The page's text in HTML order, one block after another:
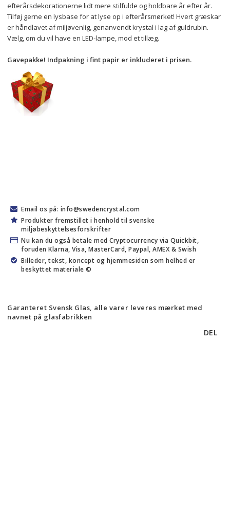
efterårsdekorationerne lidt mere stilfulde og holdbare år efter år.
Tilføj gerne en lysbase for at lyse op i efterårsmørket! Hvert græskar
er håndlavet af miljøvenlig, genanvendt krystal i lag af guldrubin.
Vælg, om du vil have en LED-lampe, mod et tillæg.
Gavepakke! Indpakning i fint papir er inkluderet i prisen.
Email os på: info@swedencrystal.com
Produkter fremstillet i henhold til svenske
miljøbeskyttelsesforskrifter
Nu kan du også betale med Cryptocurrency via Quickbit,
foruden Klarna, Visa, MasterCard, Paypal, AMEX & Swish
Billeder, tekst, koncept og hjemmesiden som helhed er
beskyttet materiale ©
Garanteret Svensk Glas, alle varer leveres mærket med
navnet på glasfabrikken
DEL